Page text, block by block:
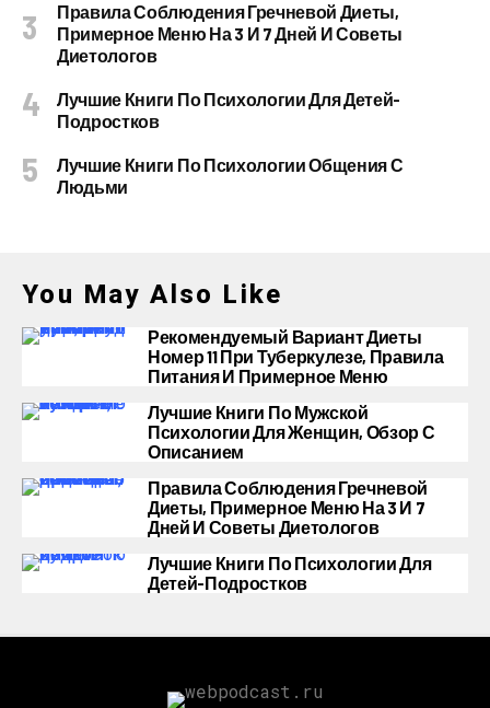
Правила Соблюдения Гречневой Диеты,
Примерное Меню На 3 И 7 Дней И Советы
Диетологов
Лучшие Книги По Психологии Для Детей-
Подростков
Лучшие Книги По Психологии Общения С
Людьми
You May Also Like
Рекомендуемый Вариант Диеты
Номер 11 При Туберкулезе, Правила
Питания И Примерное Меню
Лучшие Книги По Мужской
Психологии Для Женщин, Обзор С
Описанием
Правила Соблюдения Гречневой
Диеты, Примерное Меню На 3 И 7
Дней И Советы Диетологов
Лучшие Книги По Психологии Для
Детей-Подростков